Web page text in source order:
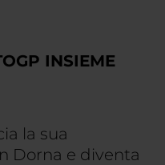
INSIEME
la sua
Dorna e diventa